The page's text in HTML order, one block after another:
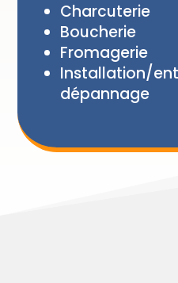
Charcuterie
Boucherie
Fromagerie
Installation/
dépannage